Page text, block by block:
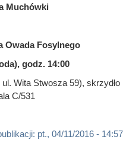
Muchówki
Owada Fosylnego
godz. 14:00
Wita Stwosza 59), skrzydło
C/531
pt., 04/11/2016 - 14:57